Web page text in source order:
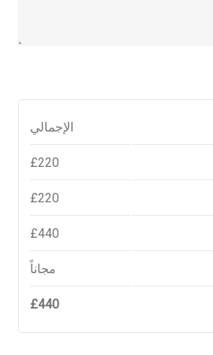
الإجمالي
£220
£220
£440
مجاناً
£440